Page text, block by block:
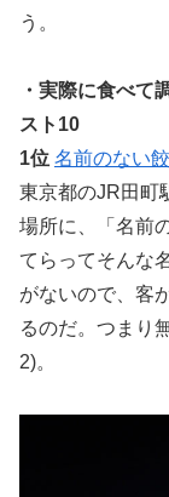
う。
・実際に食べて
スト10
1位 名前のない
東京都のJR田町
場所に、「名前
てらってそんな
がないので、客
るのだ。つまり
2)。